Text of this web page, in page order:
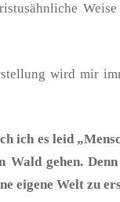
wird mir
ich es leid
gehen.
eigene Welt zu